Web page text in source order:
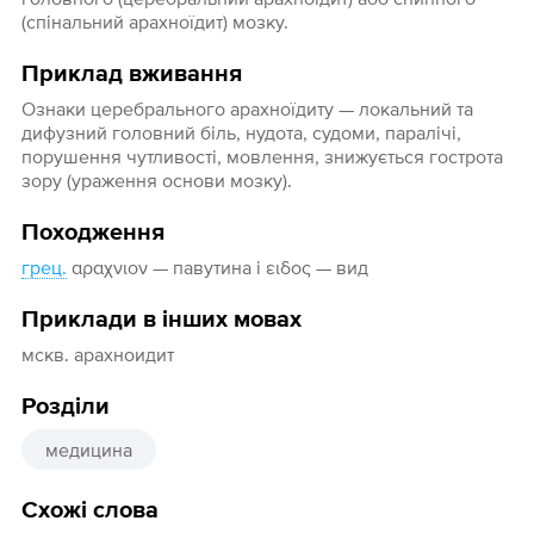
(спінальний арахноїдит) мозку.
Приклад вживання
Ознаки церебрального арахноїдиту — локальний та
дифузний головний біль, нудота, судоми, паралічі,
порушення чутливості, мовлення, знижується гострота
зору (ураження основи мозку).
Походження
грец. αραχνιον — павутина і ειδος — вид
Приклади в інших мовах
мскв. арахноидит
Розділи
медицина
Схожі слова